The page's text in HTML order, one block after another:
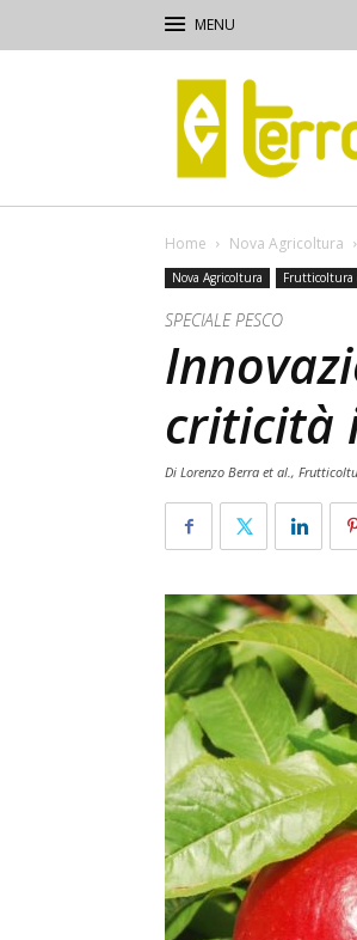
Terra
e
Vita
Home Nova Agricoltura
Nova Agricoltura Frutticoltura
SPECIALE PESCO
criticità
Di Lorenzo Berra et al.,